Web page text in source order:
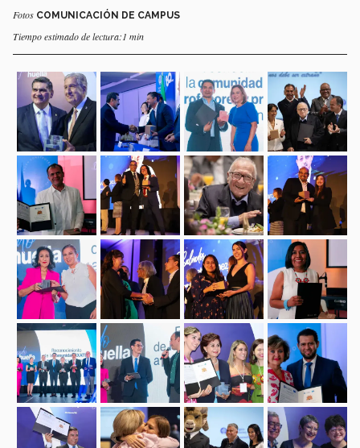
Fotos COMUNICACIÓN DE CAMPUS
Tiempo estimado de lectura:1 min